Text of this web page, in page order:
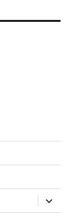
anzeigen